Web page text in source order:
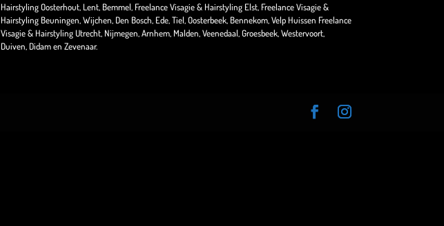
Hairstyling Oosterhout, Lent, Bemmel, Freelance Visagie & Hairstyling Elst, Freelance Visagie &
Hairstyling Beuningen, Wijchen, Den Bosch, Ede, Tiel, Oosterbeek, Bennekom, Velp Huissen Freelance
Visagie & Hairstyling Utrecht, Nijmegen, Arnhem, Malden, Veenedaal, Groesbeek, Westervoort,
Duiven, Didam en Zevenaar.